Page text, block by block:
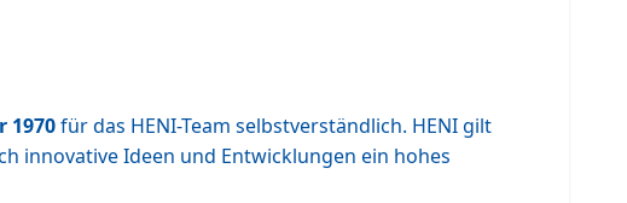
1970für das HENI-Team selbstverständlich. HENI gilt
innovative Ideen und Entwicklungen ein hohes